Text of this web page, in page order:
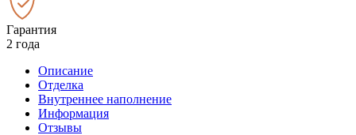
Гарантия
2 года
Описание
Отделка
Внутреннее наполнение
Информация
Отзывы